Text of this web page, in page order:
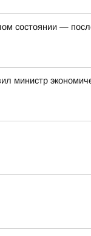
состоянии —
министр